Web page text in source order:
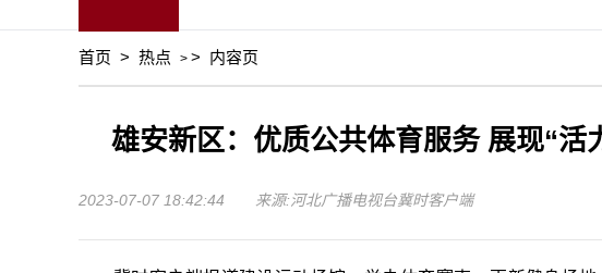
首页 > 热点 > > 内容页
雄安新区：优质公共体育服务 展现“活
2023-07-07 18:42:44 来源:河北广播电视台冀时客户端